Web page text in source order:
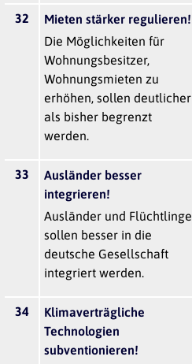
32
Mieten stärker regulieren!
Die Möglichkeiten für
Wohnungsbesitzer,
Wohnungsmieten zu
erhöhen, sollen deutlicher
als bisher begrenzt
werden.
33
Ausländer besser
integrieren!
Ausländer und Flüchtlinge
sollen besser in die
deutsche Gesellschaft
integriert werden.
34
Klimaverträgliche
Technologien
subventionieren!